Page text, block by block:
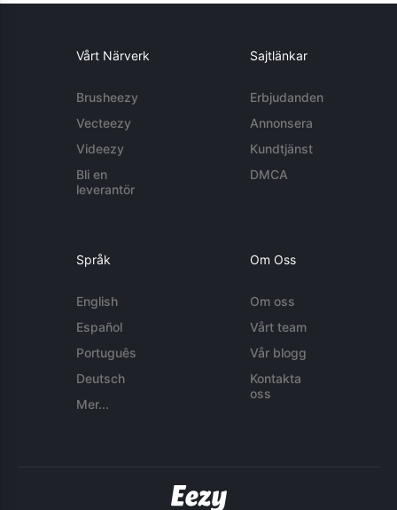
Vårt Närverk
Brusheezy
Vecteezy
Videezy
Bli en
leverantör
Sajtlänkar
Erbjudanden
Annonsera
Kundtjänst
DMCA
Språk
English
Español
Português
Deutsch
Mer...
Om Oss
Om oss
Vårt team
Vår blogg
Kontakta
oss